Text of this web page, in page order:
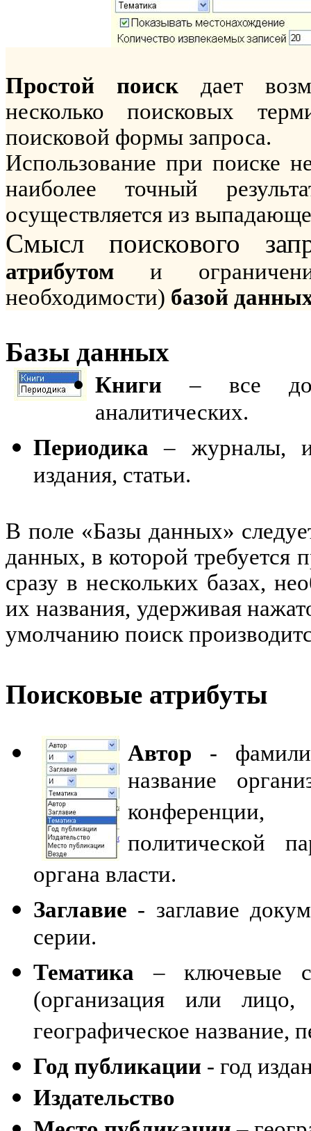
Простой поискдает
несколько поисковых
поисковой формы запроса.
Использование при поиске
наиболее точный
осуществляется из
Смысл поискового
атрибутом и
необходимости) базой
Базы данных
Книги – все
аналитических.
Периодика – журналы,
издания, статьи.
В поле «Базы данных»
данных, в которой требуется
сразу в нескольких базах,
их названия, удерживая
умолчанию поиск
Поисковые атрибуты
Автор -
название
политической
органа власти.
Заглавие - заглавие
серии.
Тематика – ключевые
(организация или
географическое название,
Год публикации - год
Издательство